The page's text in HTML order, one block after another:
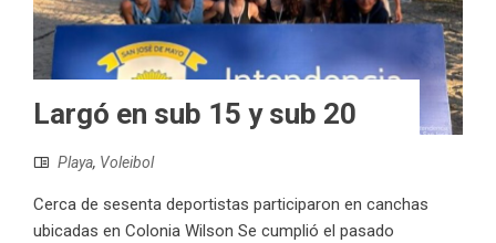
Largó en sub 15 y sub 20
Playa, Voleibol
Cerca de sesenta deportistas participaron en canchas
ubicadas en Colonia Wilson Se cumplió el pasado